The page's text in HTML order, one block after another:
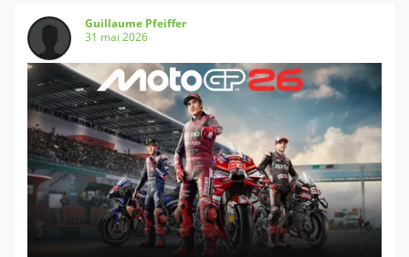
Guillaume Pfeiffer
31 mai 2026